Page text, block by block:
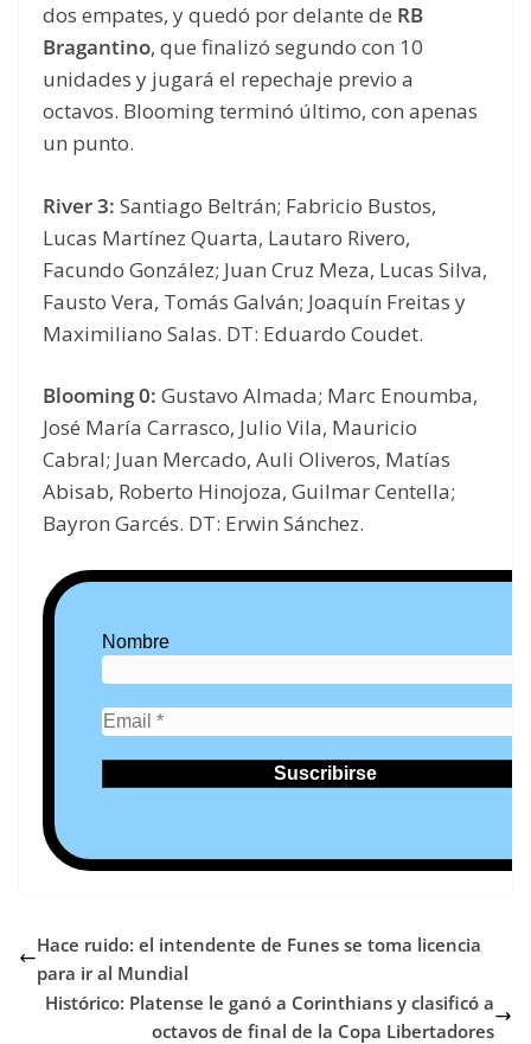
dos empates, y quedó por delante de RB
Bragantino, que finalizó segundo con 10
unidades y jugará el repechaje previo a
octavos. Blooming terminó último, con apenas
un punto.
River 3: Santiago Beltrán; Fabricio Bustos,
Lucas Martínez Quarta, Lautaro Rivero,
Facundo González; Juan Cruz Meza, Lucas Silva,
Fausto Vera, Tomás Galván; Joaquín Freitas y
Maximiliano Salas. DT: Eduardo Coudet.
Blooming 0: Gustavo Almada; Marc Enoumba,
José María Carrasco, Julio Vila, Mauricio
Cabral; Juan Mercado, Auli Oliveros, Matías
Abisab, Roberto Hinojoza, Guilmar Centella;
Bayron Garcés. DT: Erwin Sánchez.
Nombre
Hace ruido: el intendente de Funes se toma licencia
para ir al Mundial
Histórico: Platense le ganó a Corinthians y clasificó a
octavos de final de la Copa Libertadores